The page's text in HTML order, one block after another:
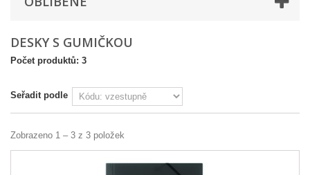
DESKY S GUMIČKOU
Počet produktů: 3
Seřadit podle
Zobrazeno 1 – 3 z 3 položek